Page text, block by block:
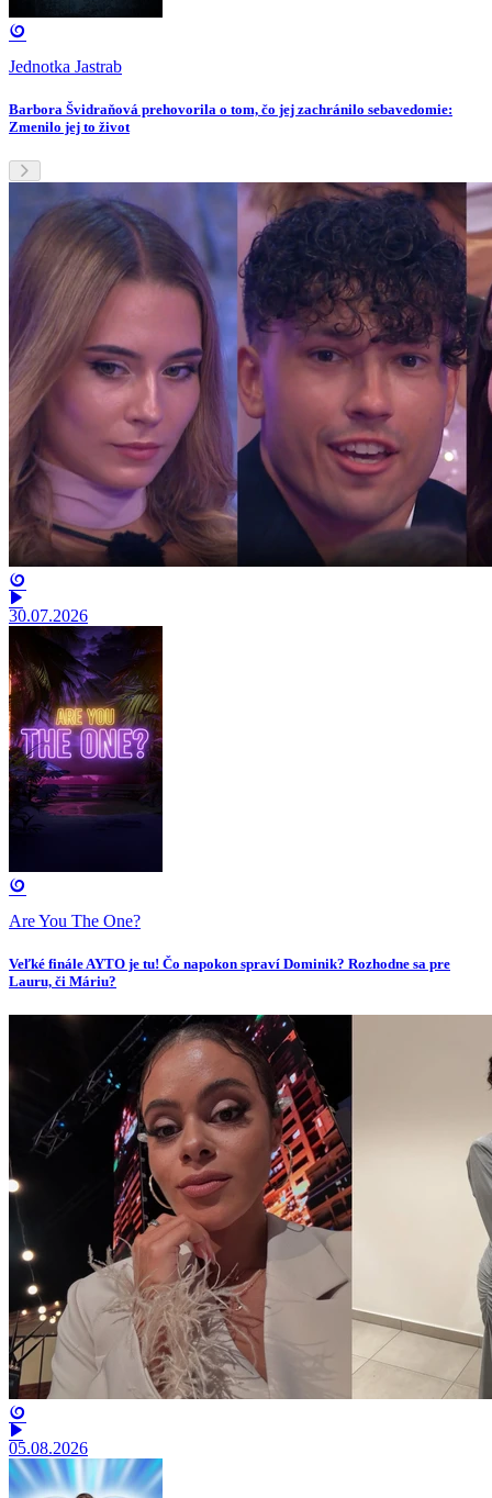
Jednotka Jastrab
Barbora Švidraňová prehovorila o tom, čo jej zachránilo sebavedomie:
Zmenilo jej to život
30.07.2026
Are You The One?
Veľké finále AYTO je tu! Čo napokon spraví Dominik? Rozhodne sa pre
Lauru, či Máriu?
05.08.2026